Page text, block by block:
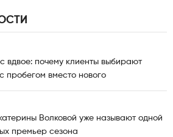
вдвое: почему клиенты выбирают
пробегом вместо нового
Волковой уже называют одной
премьер сезона